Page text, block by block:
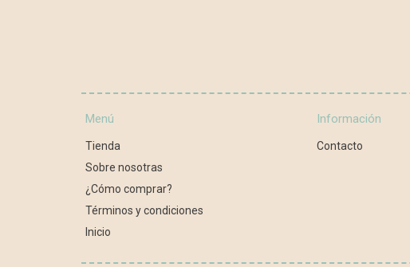
Menú
Tienda
Sobre nosotras
¿Cómo comprar?
Términos y condiciones
Inicio
Información
Contacto